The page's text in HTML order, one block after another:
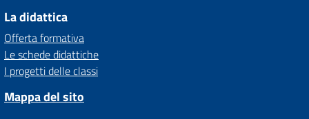
La didattica
Offerta formativa
Le schede didattiche
I progetti delle classi
Mappa del sito